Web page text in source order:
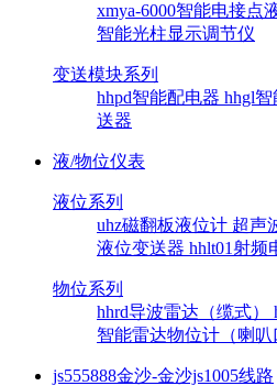
xmya-6000智能电接点
智能光柱显示调节仪
变送模块系列
hhpd智能配电器 hhgl
送器
液/物位仪表
液位系列
uhz磁翻板液位计 超声
液位变送器 hhlt01射频
物位系列
hhrd导波雷达（缆式）
智能雷达物位计（喇叭
js555888金沙-金沙js1005线路